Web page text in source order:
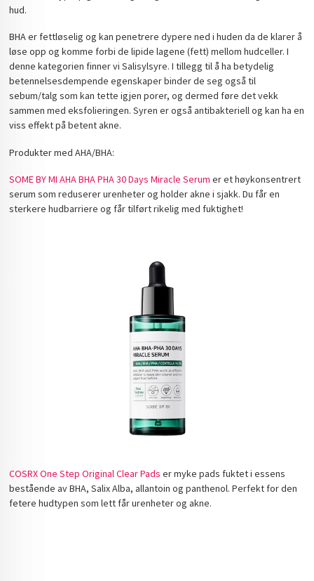
hud.
BHA er fettløselig og kan penetrere dypere ned i huden da de klarer å
løse opp og komme forbi de lipide lagene (fett) mellom hudceller. I
denne kategorien finner vi Salisylsyre. I tillegg til å ha betydelig
betennelsesdempende egenskaper binder de seg også til
sebum/talg som kan tette igjen porer, og dermed føre det vekk
sammen med eksfolieringen. Syren er også antibakteriell og kan ha en
viss effekt på betent akne.
Produkter med AHA/BHA:
SOME BY MI AHA BHA PHA 30 Days Miracle Serum er et høykonsentrert
serum som reduserer urenheter og holder akne i sjakk. Du får en
sterkere hudbarriere og får tilført rikelig med fuktighet!
COSRX One Step Original Clear Pads er myke pads fuktet i essens
bestående av BHA, Salix Alba, allantoin og panthenol. Perfekt for den
fetere hudtypen som lett får urenheter og akne.